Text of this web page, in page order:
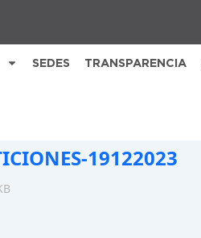
SEDES TRANSPARENCIA
19122023